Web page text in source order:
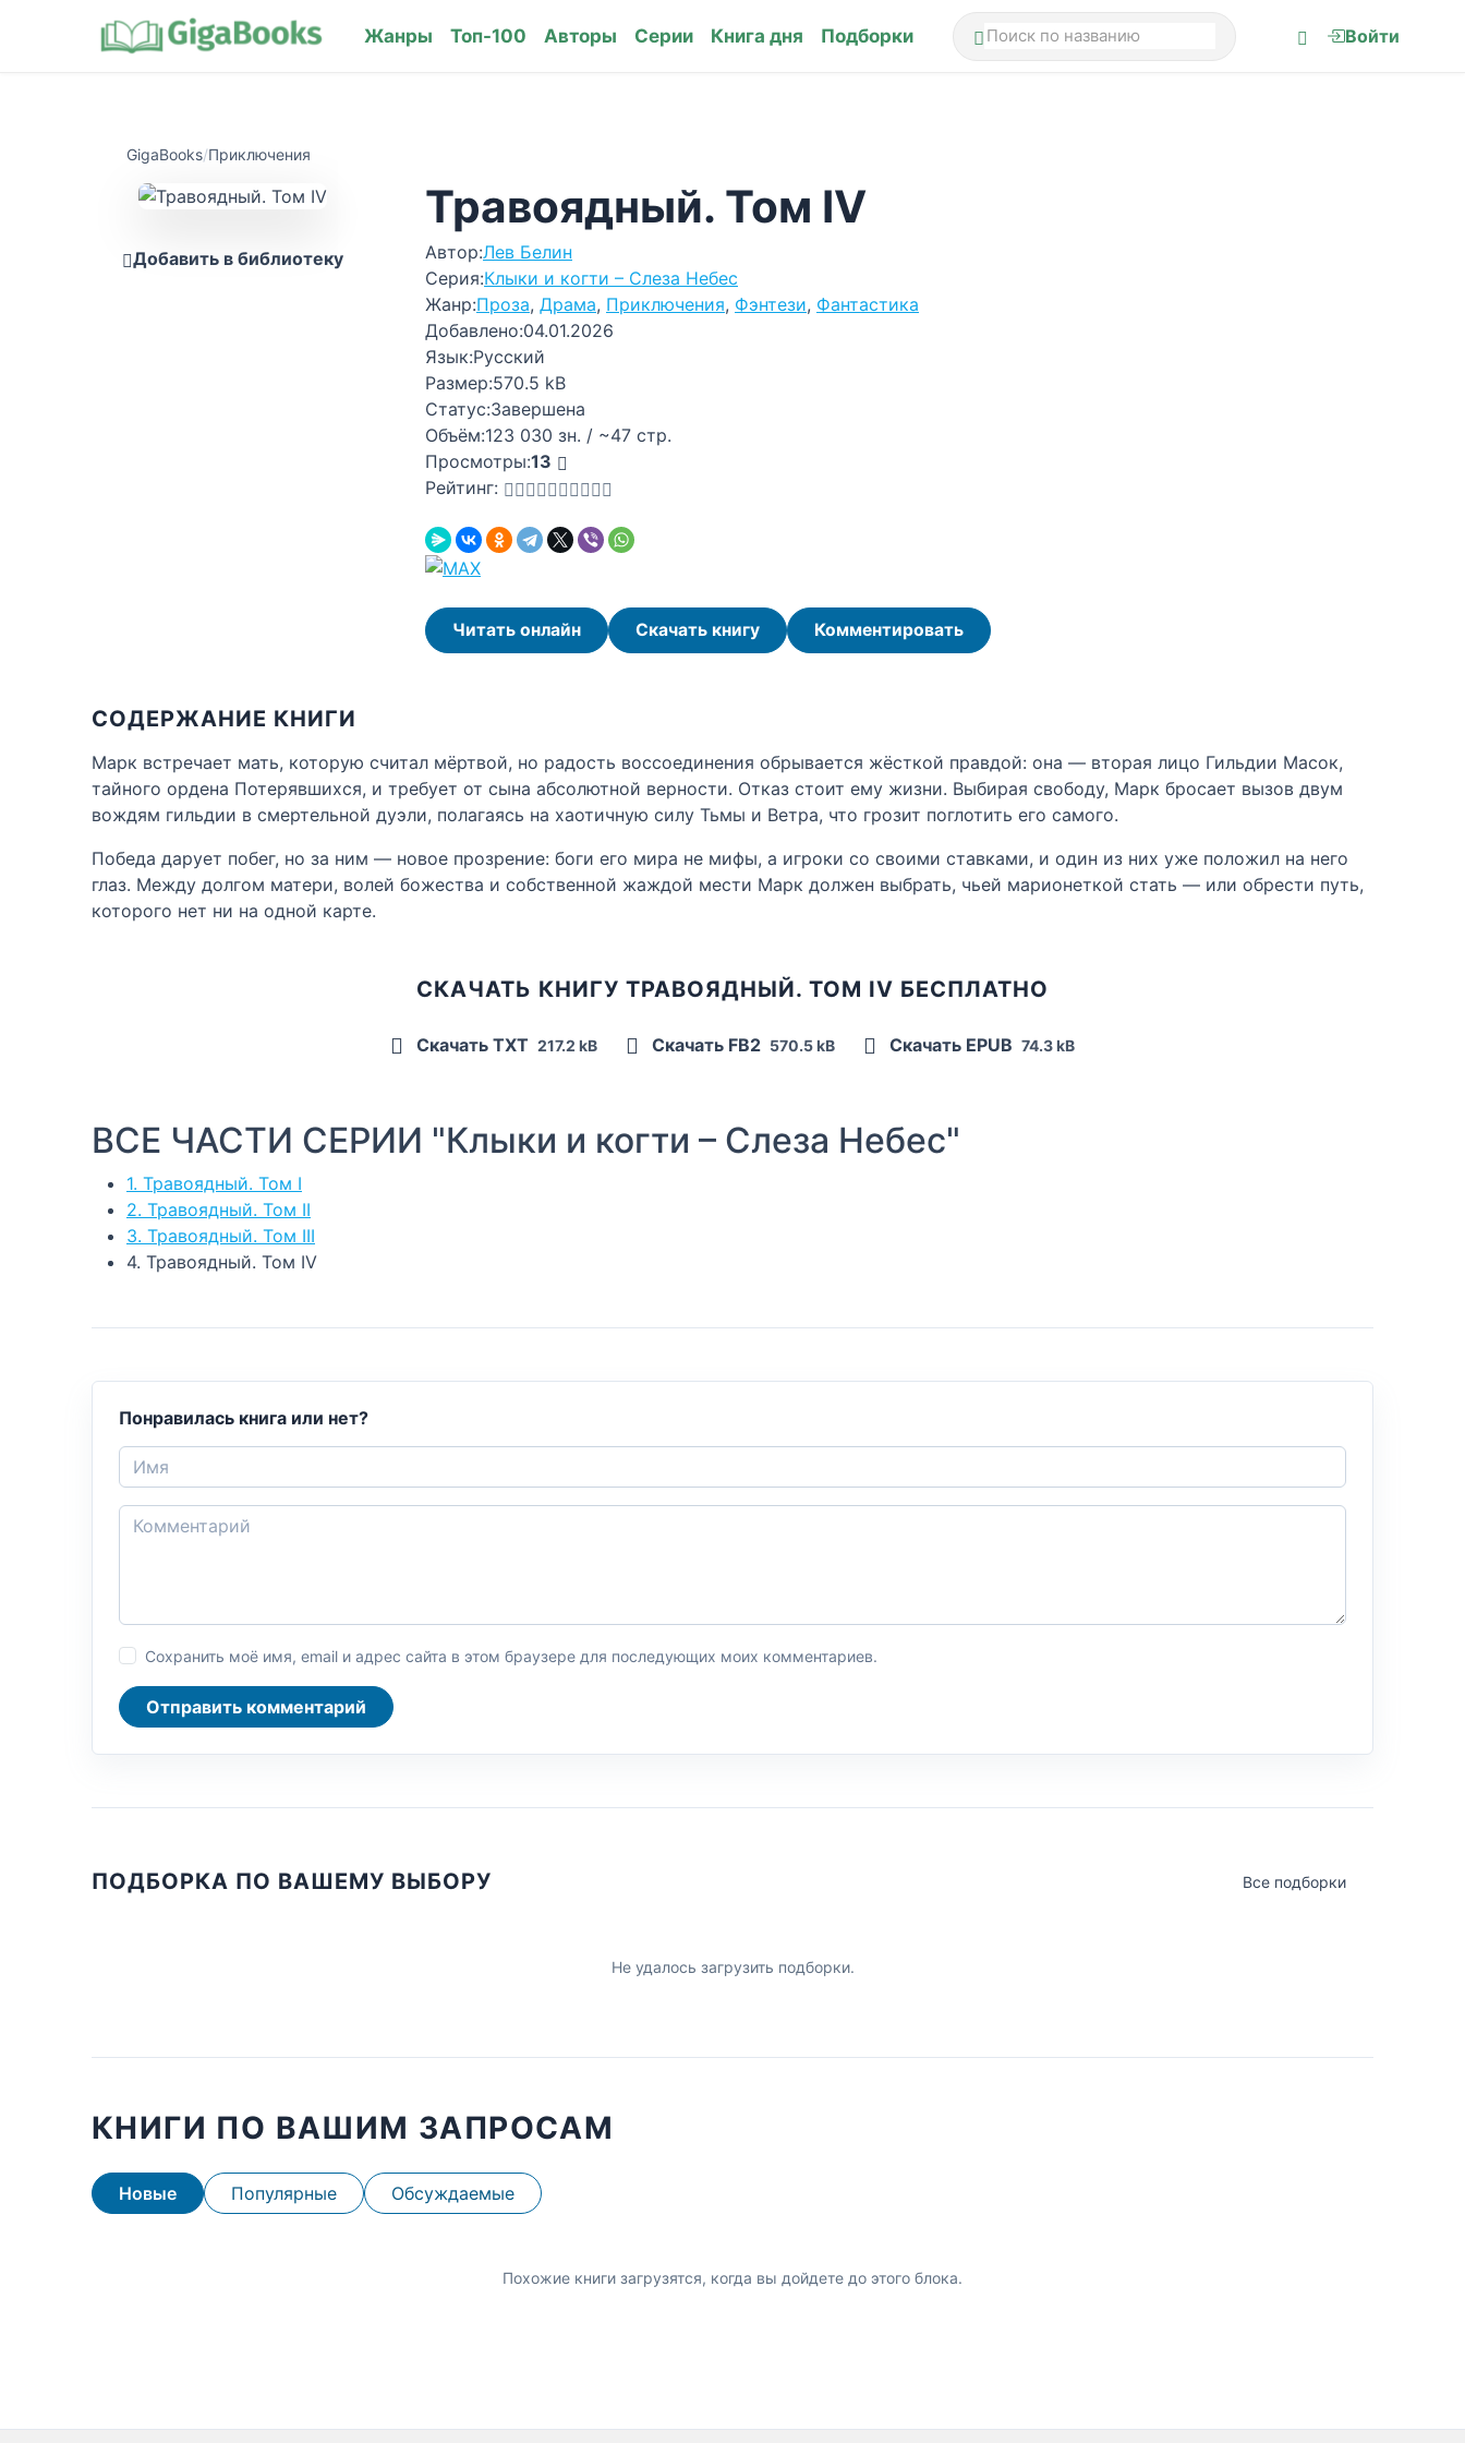
Жанры Топ-100 Авторы Серии Книга дня Подборки Войти
GigaBooks/Приключения
Добавить в библиотеку
Травоядный. Том IV
Автор:Лев Белин
Серия:Клыки и когти – Слеза Небес
Жанр:Проза, Драма, Приключения, Фэнтези, Фантастика
Добавлено:04.01.2026
Язык:Русский
Размер:570.5 kB
Статус:Завершена
Объём:123 030 зн. / ~47 стр.
Просмотры:13
Рейтинг:
Читать онлайн Скачать книгу Комментировать
СОДЕРЖАНИЕ КНИГИ
Марк встречает мать, которую считал мёртвой, но радость воссоединения обрывается жёсткой правдой: она — вторая лицо Гильдии Масок,
тайного ордена Потерявшихся, и требует от сына абсолютной верности. Отказ стоит ему жизни. Выбирая свободу, Марк бросает вызов двум
вождям гильдии в смертельной дуэли, полагаясь на хаотичную силу Тьмы и Ветра, что грозит поглотить его самого.
Победа дарует побег, но за ним — новое прозрение: боги его мира не мифы, а игроки со своими ставками, и один из них уже положил на него
глаз. Между долгом матери, волей божества и собственной жаждой мести Марк должен выбрать, чьей марионеткой стать — или обрести путь,
которого нет ни на одной карте.
СКАЧАТЬ КНИГУ ТРАВОЯДНЫЙ. ТОМ IV БЕСПЛАТНО
Скачать TXT 217.2 kB Скачать FB2 570.5 kB Скачать EPUB 74.3 kB
ВСЕ ЧАСТИ СЕРИИ "Клыки и когти – Слеза Небес"
1. Травоядный. Том I
2. Травоядный. Том II
3. Травоядный. Том III
4. Травоядный. Том IV
Понравилась книга или нет?
Сохранить моё имя, email и адрес сайта в этом браузере для последующих моих комментариев.
Отправить комментарий
ПОДБОРКА ПО ВАШЕМУ ВЫБОРУ Все подборки
Не удалось загрузить подборки.
КНИГИ ПО ВАШИМ ЗАПРОСАМ
Новые Популярные Обсуждаемые
Похожие книги загрузятся, когда вы дойдете до этого блока.